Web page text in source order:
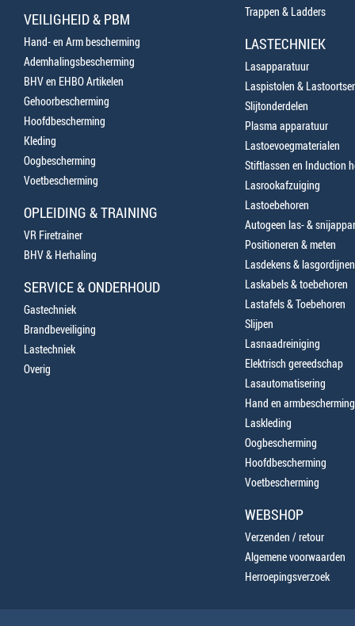
VEILIGHEID & PBM
Hand- en Arm bescherming
Ademhalingsbescherming
BHV en EHBO Artikelen
Gehoorbescherming
Hoofdbescherming
Kleding
Oogbescherming
Voetbescherming
OPLEIDING & TRAINING
VR Firetrainer
BHV & Herhaling
SERVICE & ONDERHOUD
Gastechniek
Brandbeveiliging
Lastechniek
Overig
Trappen & Ladders
LASTECHNIEK
Lasapparatuur
Laspistolen &
Slijtonderdelen
Plasma apparatuur
Lastoevoegmaterialen
Stiftlassen en Induction
Lasrookafzuiging
Lastoebehoren
Autogeen las- &
Positioneren & meten
Lasdekens & lasgordijnen
Laskabels & toebehoren
Lastafels & Toebehoren
Slijpen
Lasnaadreiniging
Elektrisch gereedschap
Lasautomatisering
Hand en armbescherming
Laskleding
Oogbescherming
Hoofdbescherming
Voetbescherming
WEBSHOP
Verzenden / retour
Algemene voorwaarden
Herroepingsverzoek